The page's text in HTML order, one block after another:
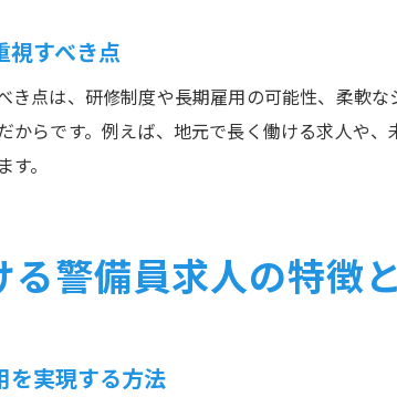
視すべき点
き点は、研修制度や長期雇用の可能性、柔軟
からです。例えば、地元で長く働ける求人や
。
警備員求人の特徴
を実現する方法